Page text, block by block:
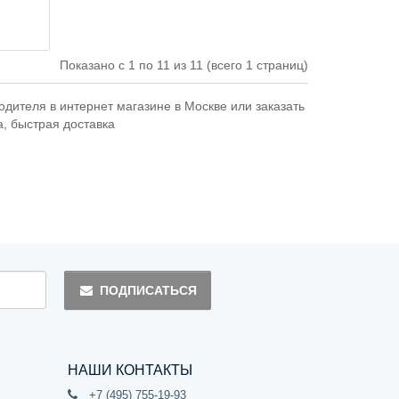
Показано с 1 по 11 из 11 (всего 1 страниц)
в интернет магазине в Москве или заказать
быстрая доставка
ПОДПИСАТЬСЯ
НАШИ КОНТАКТЫ
+7 (495) 755-19-93